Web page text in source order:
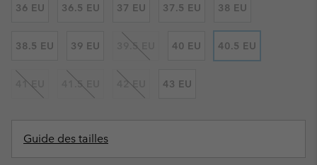
36 EU 36.5 EU 37 EU 37.5 EU 38 EU
38.5 EU 39 EU 39.5 EU 40 EU 40.5 EU
41 EU 41.5 EU 42 EU 43 EU
Guide des tailles